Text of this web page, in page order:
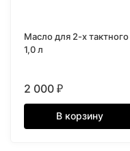
Масло для 2-х
1,0 л
2 000 ₽
В корзину